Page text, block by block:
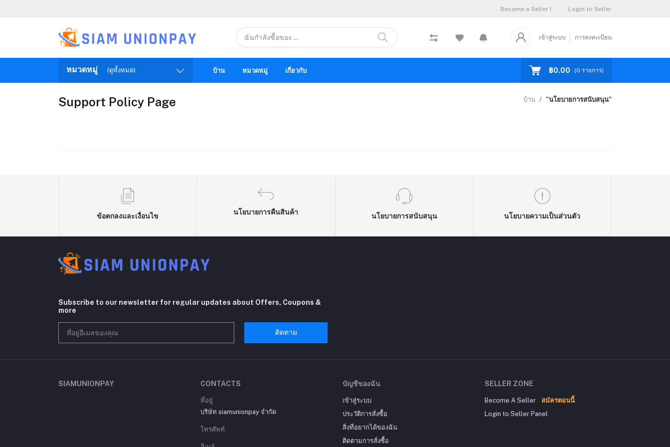
Become a Seller ! Login to Seller
เข้าสู่ระบบ การลงทะเบียน
หมวดหมู่ (ดูทั้งหมด) บ้าน หมวดหมู่ เกี่ยวกับ ฿0.00 (0 รายการ)
Support Policy Page บ้าน "นโยบายการสนับสนุน"
ข้อตกลงและเงื่อนไข
นโยบายการคืนสินค้า
นโยบายการสนับสนุน นโยบายความเป็นส่วนตัว
Subscribe to our newsletter for regular updates about Offers, Coupons &
more
ติดตาม
SIAMUNIONPAY CONTACTS
ที่อยู่
บริษัท siamunionpay จำกัด
โทรศัพท์
บัญชีของฉัน
เข้าสู่ระบบ
ประวัติการสั่งซื้อ
สิ่งที่อยากได้ของฉัน
ติดตามการสั่งซื้อ
SELLER ZONE
Become A Seller
สมัครตอนนี้
Login to Seller Panel